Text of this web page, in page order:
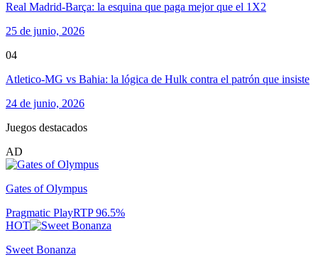
Real Madrid-Barça: la esquina que paga mejor que el 1X2
25 de junio, 2026
04
Atletico-MG vs Bahia: la lógica de Hulk contra el patrón que insiste
24 de junio, 2026
Juegos destacados
AD
Gates of Olympus
Pragmatic PlayRTP96.5%
HOT
Sweet Bonanza